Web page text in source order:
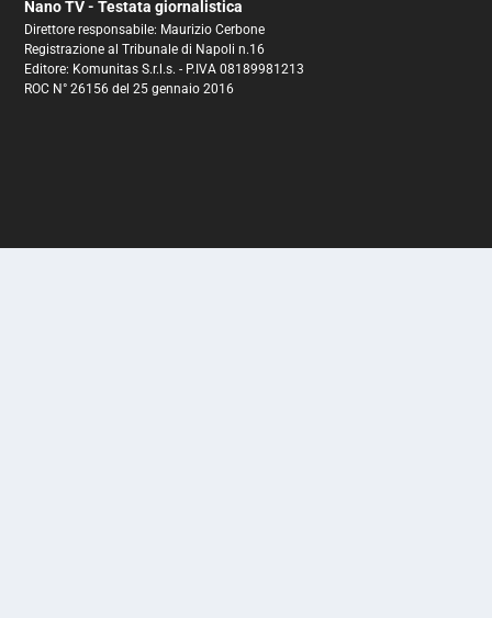
Nano TV - Testata giornalistica
Direttore responsabile: Maurizio Cerbone
Registrazione al Tribunale di Napoli n.16
Editore: Komunitas S.r.l.s. - P.IVA 08189981213
ROC N° 26156 del 25 gennaio 2016